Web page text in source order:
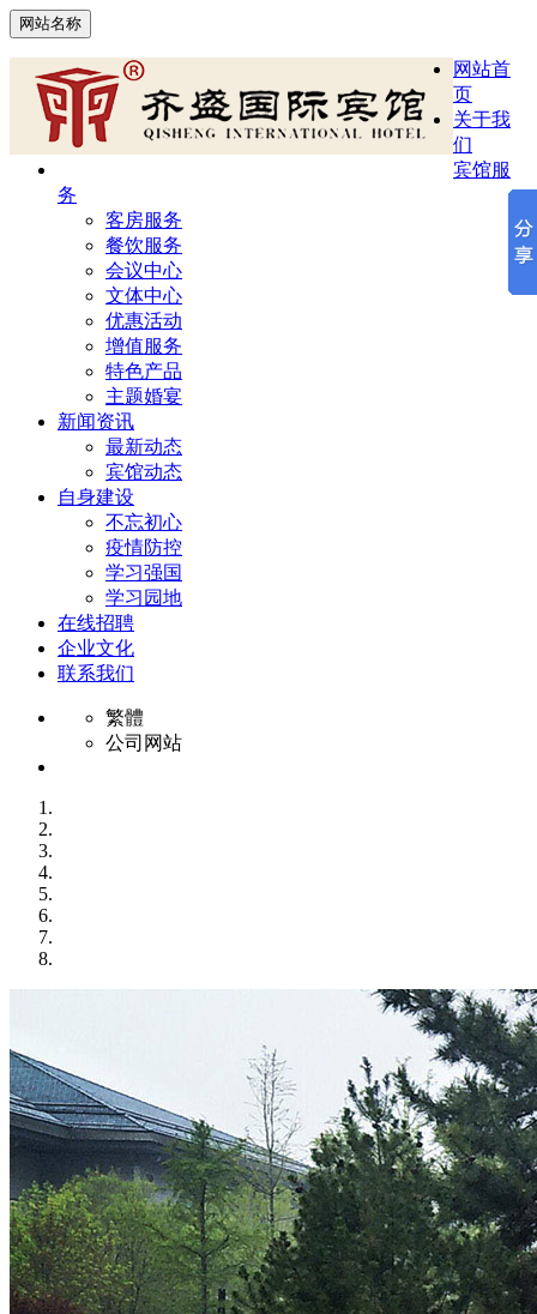
网站名称
网站首
页
关于我
们
宾馆服
务
客房服务
餐饮服务
会议中心
文体中心
优惠活动
增值服务
特色产品
主题婚宴
新闻资讯
最新动态
宾馆动态
自身建设
不忘初心
疫情防控
学习强国
学习园地
在线招聘
企业文化
联系我们
繁體
公司网站